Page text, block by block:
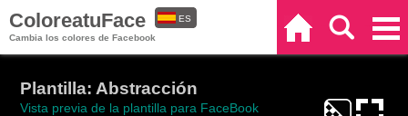
ColoreatuFace
Cambia los colores de Facebook
ES
Plantilla: Abstracción
Vista previa de la plantilla para FaceBook